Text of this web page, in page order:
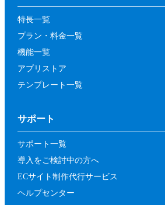
特長一覧
プラン・料金一覧
機能一覧
アプリストア
テンプレート一覧
サポート
サポート一覧
導入をご検討中の方へ
ECサイト制作代行サービス
ヘルプセンター